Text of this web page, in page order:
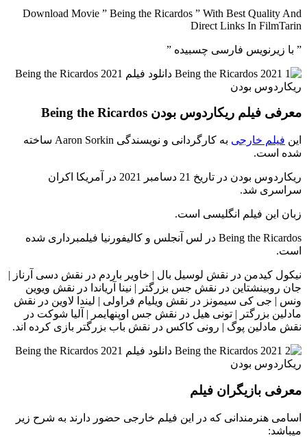
Download Movie ” Being the Ricardos ” With Best Quality And
Direct Links In FilmTarin
” با زیرنویس فارسی چسبیده ”
معرفی فیلم ریکاردوس بودن Being the Ricardos
این فیلم خارجی
به کارگردانی و نویسندگی Aaron Sorkin ساخته
شده است.
ریکاردوس بودن در تاریخ 21 دسامبر 2021 در آمریکا اکران
سراسری شد.
زبان این فیلم انگلیسی است.
Being the Ricardos در لس آنجلس و کالیفورنیا فیلمبرداری شده
است.
نیکول کیدمن در نقش لوسیل بال | خاویر باردم در نقش دسی آرناز |
جان روبینشتاین در نقش جس بزرگتر | نینا آریاندا در نقش ویوین
ونس | جی کی سیمونز در نقش ویلیام فراولی | لیندا لاوین در نقش
مادلین بزرگتر | تونی هیل در نقش جس اوپنهایمر | آلیا شوکت در
نقش مادلین پوگ | رونی کاکس در نقش باب بزرگتر بازی کرده اند.
معرفی بازیگران فیلم
اسامی هنرمندانی که در این فیلم خارجی حضور دارند به شرح زیر
میباشد: